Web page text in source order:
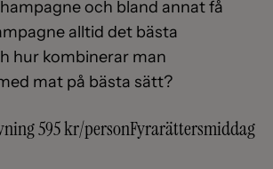
och bland annat få
alltid det bästa
hur kombinerar man
mat på bästa sätt?
595 kr/personFyrarättersmiddag